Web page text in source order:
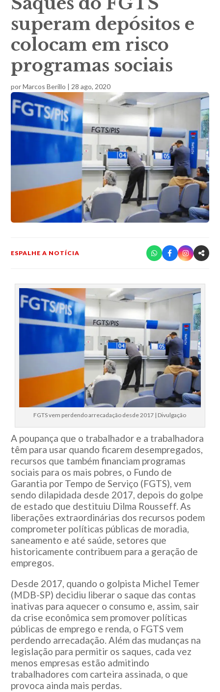
superam depósitos e
colocam em risco
programas sociais
porMarcos Berillo | 28 ago, 2020
ESPALHE A NOTÍCIA
FGTS vem perdendo arrecadação desde 2017 | Divulgação
A poupança que o trabalhador e a trabalhadora
têm para usar quando ficarem desempregados,
recursos que também financiam programas
sociais para os mais pobres, o Fundo de
Garantia por Tempo de Serviço (FGTS), vem
sendo dilapidada desde 2017, depois do golpe
de estado que destituiu Dilma Rousseff. As
liberações extraordinárias dos recursos podem
comprometer políticas públicas de moradia,
saneamento e até saúde, setores que
historicamente contribuem para a geração de
empregos.
Desde 2017, quando o golpista Michel Temer
(MDB-SP) decidiu liberar o saque das contas
inativas para aquecer o consumo e, assim, sair
da crise econômica sem promover políticas
públicas de emprego e renda, o FGTS vem
perdendo arrecadação. Além das mudanças na
legislação para permitir os saques, cada vez
menos empresas estão admitindo
trabalhadores com carteira assinada, o que
provoca ainda mais perdas.